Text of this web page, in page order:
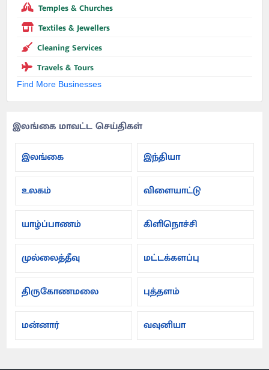
Temples & Churches
Textiles & Jewellers
Cleaning Services
Travels & Tours
Find More Businesses
இலங்கை மாவட்ட செய்திகள்
இலங்கை
இந்தியா
உலகம் விளையாட்டு
யாழ்ப்பாணம் கிளிநொச்சி
முல்லைத்தீவு மட்டக்களப்பு
திருகோணமலை புத்தளம்
மன்னார் வவுனியா